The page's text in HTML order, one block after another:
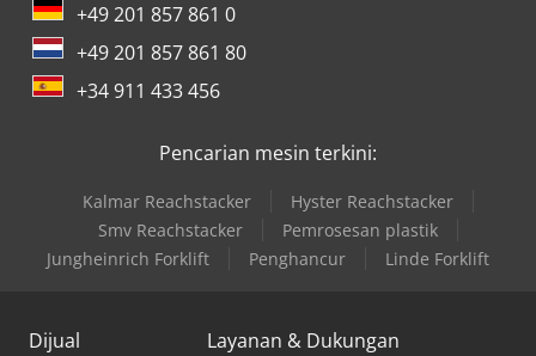
+49 201 857 861 0
+49 201 857 861 80
+34 911 433 456
Pencarian mesin terkini:
Kalmar Reachstacker
Hyster Reachstacker
Smv Reachstacker
Pemrosesan plastik
Jungheinrich Forklift
Penghancur Linde Forklift
Dijual Layanan & Dukungan